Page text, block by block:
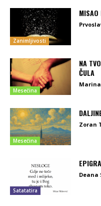
Zanimljivosti
MISAO
Mesečina
NA
ČULA
Mesečina
Zoran
Satatatira
Deana